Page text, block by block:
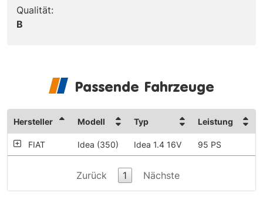
Qualität:
B
Passende Fahrzeuge
Hersteller Modell Typ Leistung
FIAT Idea (350) Idea 1.4 16V 95 PS
Zurück 1 Nächste